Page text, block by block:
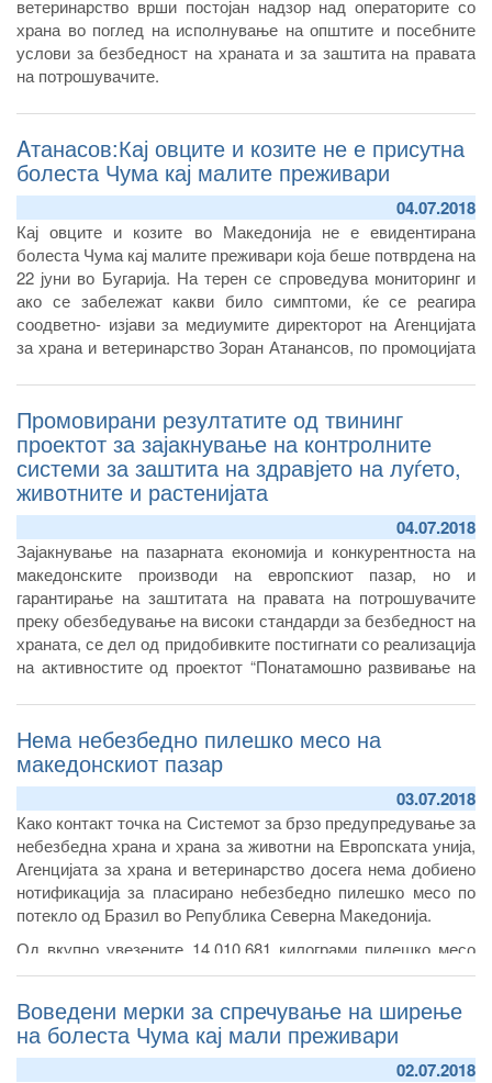
ветеринарство врши постојан надзор над операторите со
храна во поглед на исполнување на општите и посебните
услови за безбедност на храната и за заштита на правата
на потрошувачите.
Aтанасов:Кај овците и козите не е присутна
болеста Чума кај малите преживари
04.07.2018
Кај овците и козите во Македонија не е евидентирана
болеста Чума кај малите преживари која беше потврдена на
22 јуни во Бугарија. На терен се спроведува мониторинг и
ако се забележат какви било симптоми, ќе се реагира
соодветно- изјави за медиумите директорот на Агенцијата
за храна и ветеринарство Зоран Атанансов, по промоцијата
на контролните системи на надлежните
Промовирани резултатите од твининг
проектот за зајакнување на контролните
системи за заштита на здравјето на луѓето,
животните и растенијата
04.07.2018
Зајакнување на пазарната економија и конкурентноста на
македонските производи на европскиот пазар, но и
гарантирање на заштитата на правата на потрошувачите
преку обезбедување на високи стандарди за безбедност на
храната, се дел од придобивките постигнати со реализација
на активностите од проектот “Понатамошно развивање на
на здравјето на луѓето, животните и растенијата”, чија
реализација беше промовирана денес.
Нема небезбедно пилешко месо на
македонскиот пазар
03.07.2018
Како контакт точка на Системот за брзо предупредување за
небезбедна храна и храна за животни на Европската унија,
Агенцијата за храна и ветеринарство досега нема добиено
нотификација за пласирано небезбедно пилешко месо по
потекло од Бразил во Република Северна Македонија.
Од вкупно увезените 14.010.681 килограми пилешко месо
од Полска, Хрватска, Словенија, Бразил, Бугарија,
заклучно со јуни, од Бразил се увезени вкупно 3.391.011
килограми.
Воведени мерки за спречување на ширење
на болеста Чума кај мали преживари
02.07.2018